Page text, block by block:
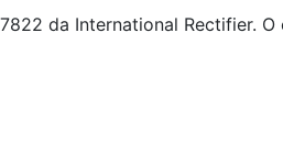
da International Rectifier.